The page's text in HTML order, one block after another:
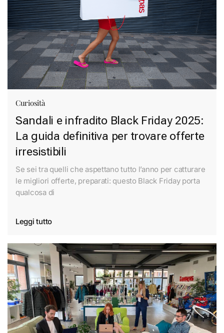
Curiosità
Sandali e infradito Black Friday 2025:
La guida definitiva per trovare offerte
irresistibili
Se sei tra quelli che aspettano tutto l’anno per catturare
le migliori offerte, preparati: questo Black Friday porta
qualcosa di
Leggi tutto